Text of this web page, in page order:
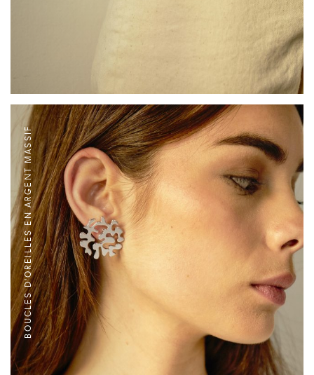
BOUCLES D'OREILLES EN ARGENT MASSIF